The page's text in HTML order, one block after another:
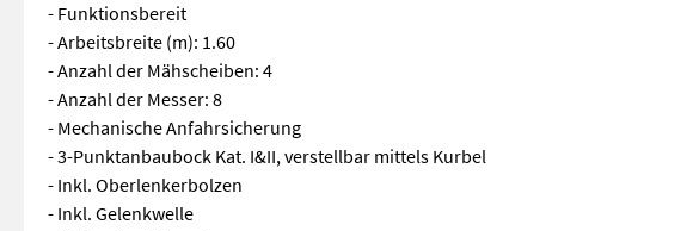
- Funktionsbereit
- Arbeitsbreite (m): 1.60
- Anzahl der Mähscheiben: 4
- Anzahl der Messer: 8
- Mechanische Anfahrsicherung
- 3-Punktanbaubock Kat. I&II, verstellbar mittels Kurbel
- Inkl. Oberlenkerbolzen
- Inkl. Gelenkwelle